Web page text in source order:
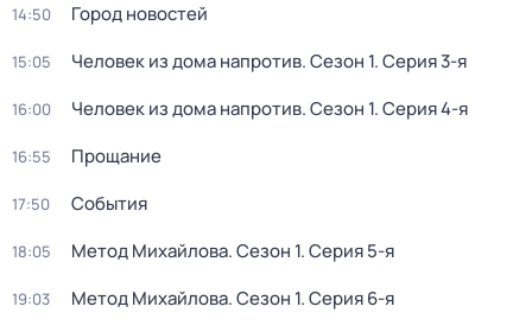
14:50 Город новостей
15:05 Человек из дома напротив. Сезон 1. Серия 3-я
16:00 Человек из дома напротив. Сезон 1. Серия 4-я
16:55 Прощание
17:50 События
18:05 Метод Михайлова. Сезон 1. Серия 5-я
19:03 Метод Михайлова. Сезон 1. Серия 6-я